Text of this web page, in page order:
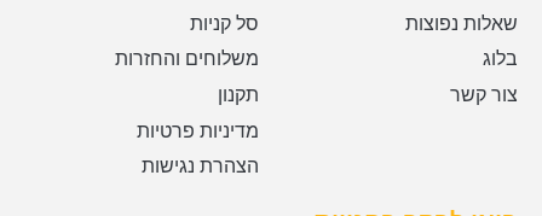
שאלות נפוצות
בלוג
צור קשר
סל קניות
משלוחים והחזרות
תקנון
מדיניות פרטיות
הצהרת נגישות